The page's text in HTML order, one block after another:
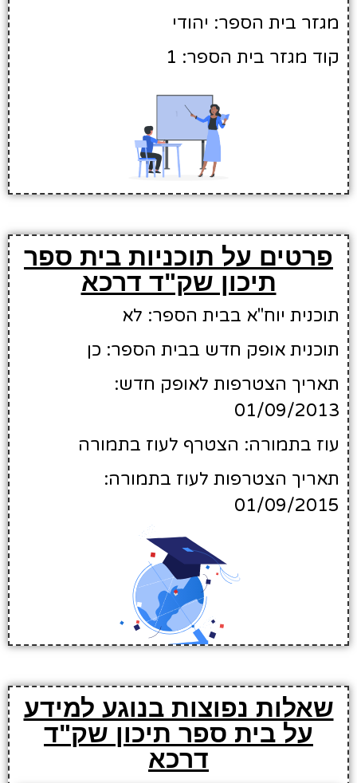
מגזר בית הספר: יהודי
קוד מגזר בית הספר: 1
פרטים על תוכניות בית ספר
תיכון שק"ד דרכא
תוכנית יוח"א בבית הספר: לא
תוכנית אופק חדש בבית הספר: כן
תאריך הצטרפות לאופק חדש:
01/09/2013
עוז בתמורה: הצטרף לעוז בתמורה
תאריך הצטרפות לעוז בתמורה:
01/09/2015
שאלות נפוצות בנוגע למידע
על בית ספר תיכון שק"ד
דרכא